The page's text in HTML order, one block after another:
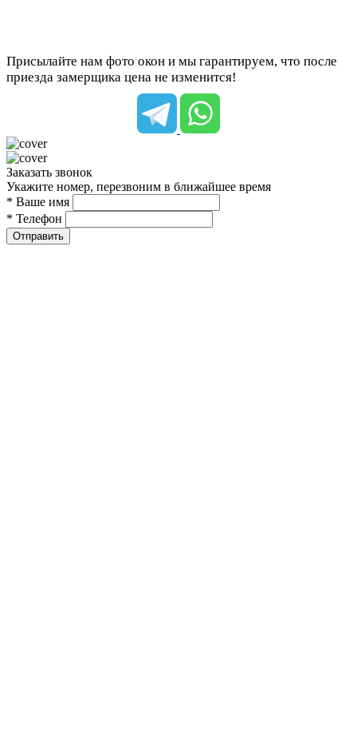
Присылайте нам фото окон и мы гарантируем, что после
приезда замерщика цена не изменится!
Заказать звонок
Укажите номер, перезвоним в ближайшее время
* Ваше имя
* Телефон
Отправить